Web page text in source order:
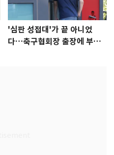
'심판 성접대'가 끝 아니었
다…축구협회장 출장에 부인